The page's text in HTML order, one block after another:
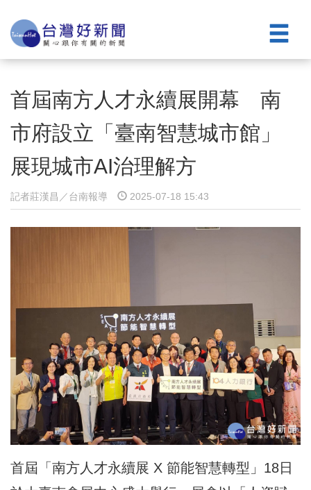
首屆南方人才永續展開幕 南
市府設立「臺南智慧城市館」
展現城市AI治理解方
記者莊漢昌／台南報導 2025-07-18 15:43
首屆「南方人才永續展 X 節能智慧轉型」18日